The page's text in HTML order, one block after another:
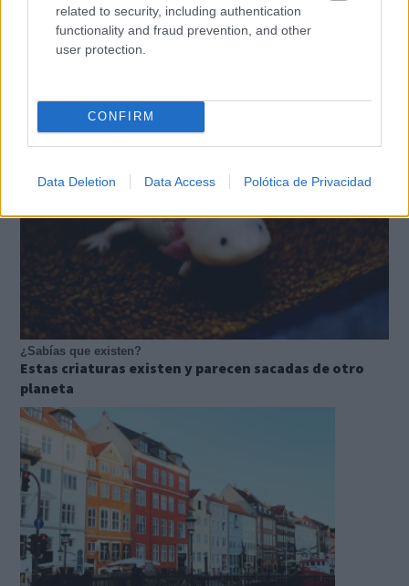
related to security, including authentication
functionality and fraud prevention, and other
user protection.
CONFIRM
Data Deletion Data Access Polótica de Privacidad
Corepunk MMORPG
Un verdadero MMORPG de la vieja escuela ¡Cómo los
¿Sabías que existen?
Estas criaturas existen y parecen sacadas de otro
planeta